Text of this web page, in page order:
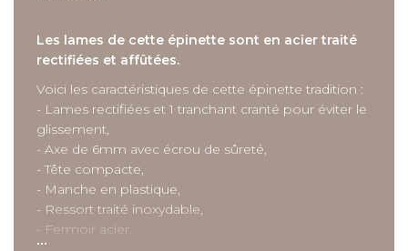
Les lames de cette épinette sont en acier traité
rectifiées et affûtées.
Voici les caractéristiques de cette épinette tradition :
- Lames rectifiées et 1 tranchant cranté pour éviter le
glissement,
- Axe de 6mm avec écrou de sûreté,
- Tête compacte,
- Manche en plastique,
- Ressort traité inoxydable,
- Fermoir acier.
...